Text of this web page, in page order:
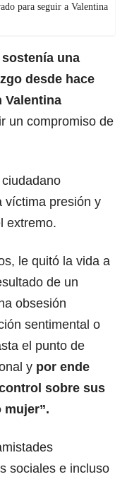
para seguir a Valentina
una
desde hace
Valentina
un compromiso de
víctima presión y
extremo.
le quitó la vida a
de un
obsesión
sentimental o
el punto de
y por ende
sobre sus
mujer”.
sociales e incluso